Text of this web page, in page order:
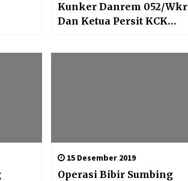
Kunker Danrem 052/Wkr
Dan Ketua Persit KCK
Di Makodim 0510
15 Desember 2019
Operasi Bibir Sumbing